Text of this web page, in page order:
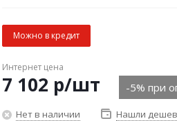
Можно в кредит
Интернет цена
7 102 р/шт -5% при
Нет в наличии Нашли